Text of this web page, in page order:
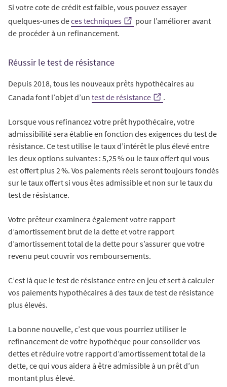
Si votre cote de crédit est faible, vous pouvez essayer
quelques-unes deces techniques
pour l’améliorer avant
de procéder à un refinancement.
Réussir le test de résistance
Depuis 2018, tous les nouveaux prêts hypothécaires au
Canada font l’objet d’un test de résistance .
Lorsque vous refinancez votre prêt hypothécaire, votre
admissibilité sera établie en fonction des exigences du test de
résistance. Ce test utilise le taux d’intérêt le plus élevé entre
les deux options suivantes : 5,25 % ou le taux offert qui vous
est offert plus 2 %. Vos paiements réels seront toujours fondés
sur le taux offert si vous êtes admissible et non sur le taux du
test de résistance.
Votre prêteur examinera également votre rapport
d’amortissement brut de la dette et votre rapport
d’amortissement total de la dette pour s’assurer que votre
revenu peut couvrir vos remboursements.
C’est là que le test de résistance entre en jeu et sert à calculer
vos paiements hypothécaires à des taux de test de résistance
plus élevés.
La bonne nouvelle, c’est que vous pourriez utiliser le
refinancement de votre hypothèque pour consolider vos
dettes et réduire votre rapport d’amortissement total de la
dette, ce qui vous aidera à être admissible à un prêt d’un
montant plus élevé.